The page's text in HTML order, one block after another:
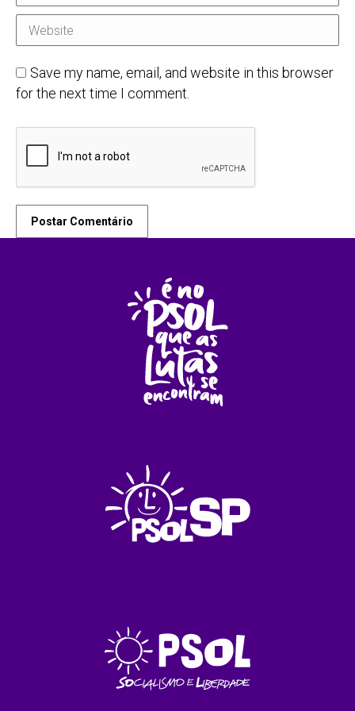
Website
Save my name, email, and website in this browser
for the next time I comment.
Postar Comentário